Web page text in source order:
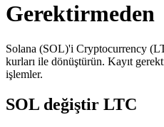
Gerektirmeden
Solana (SOL)'i Cryptocurrency
kurları ile dönüştürün. Kayıt
işlemler.
SOL değiştir LTC